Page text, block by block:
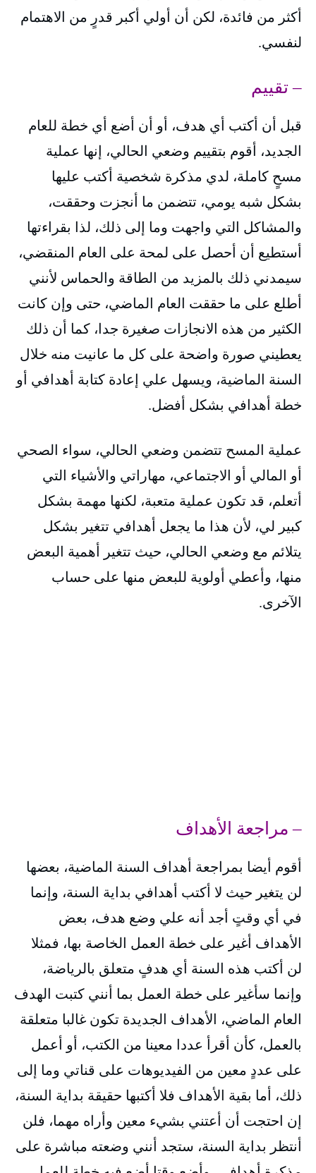
أكثر من فائدة، لكن أن أولي أكبر قدرٍ من الاهتمام
لنفسي.
– تقييم
قبل أن أكتب أي هدف، أو أن أضع أي خطة للعام
الجديد، أقوم بتقييم وضعي الحالي، إنها عملية
مسحٍ كاملة، لدي مذكرة شخصية أكتب عليها
بشكل شبه يومي، تتضمن ما أنجزت وحققت،
والمشاكل التي واجهت وما إلى ذلك، لذا بقراءتها
أستطيع أن أحصل على لمحة على العام المنقضي،
سيمدني ذلك بالمزيد من الطاقة والحماس لأنني
أطلع على ما حققت العام الماضي، حتى وإن كانت
الكثير من هذه الانجازات صغيرة جدا، كما أن ذلك
يعطيني صورة واضحة على كل ما عانيت منه خلال
السنة الماضية، ويسهل علي إعادة كتابة أهدافي أو
خطة أهدافي بشكل أفضل.
عملية المسح تتضمن وضعي الحالي، سواء الصحي
أو المالي أو الاجتماعي، مهاراتي والأشياء التي
أتعلم، قد تكون عملية متعبة، لكنها مهمة بشكل
كبير لي، لأن هذا ما يجعل أهدافي تتغير بشكل
يتلائم مع وضعي الحالي، حيث تتغير أهمية البعض
منها، وأعطي أولوية للبعض منها على حساب
الآخرى.
– مراجعة الأهداف
أقوم أيضا بمراجعة أهداف السنة الماضية، بعضها
لن يتغير حيث لا أكتب أهدافي بداية السنة، وإنما
في أي وقتٍ أجد أنه علي وضع هدف، بعض
الأهداف أغير على خطة العمل الخاصة بها، فمثلا
لن أكتب هذه السنة أي هدفٍ متعلق بالرياضة،
وإنما سأغير على خطة العمل بما أنني كتبت الهدف
العام الماضي، الأهداف الجديدة تكون غالبا متعلقة
بالعمل، كأن أقرأ عددا معينا من الكتب، أو أعمل
على عددٍ معين من الفيديوهات على قناتي وما إلى
ذلك، أما بقية الأهداف فلا أكتبها حقيقة بداية السنة،
إن احتجت أن أعتني بشيء معين وأراه مهما، فلن
أنتظر بداية السنة، ستجد أنني وضعته مباشرة على